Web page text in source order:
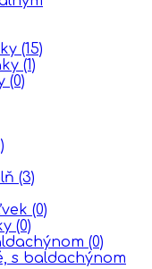
(15)
(1)
(0)
(3)
(0)
(0)
(0)
s baldachýnom